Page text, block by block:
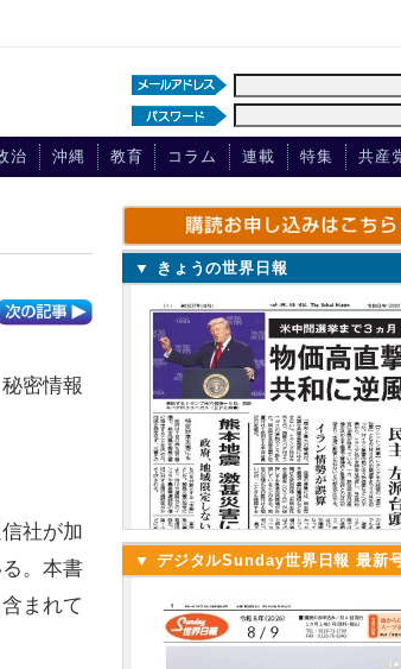
治 沖縄 教育 コラム 連載 特集 共産
密情報
社が加
。本書
まれて
▼ きょうの世界日報
▼ デジタルSunday世界日報 最新